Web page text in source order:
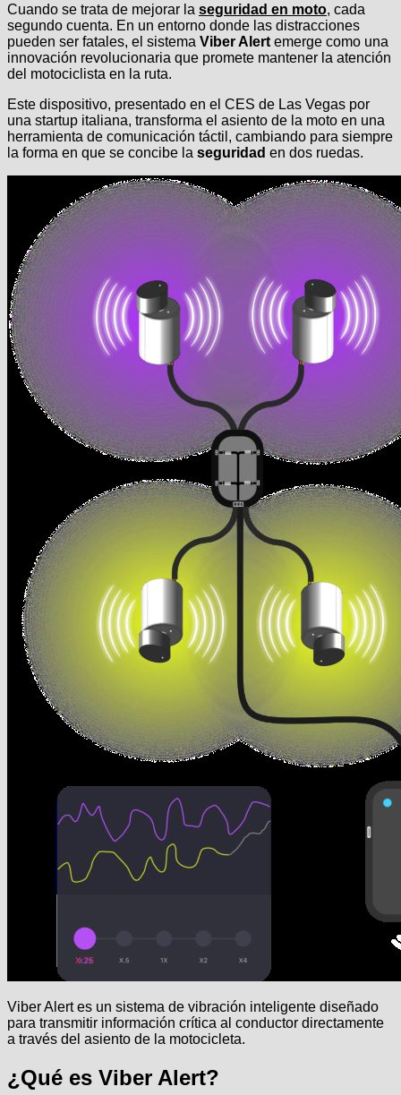
Cuando se trata de mejorar la seguridad en moto, cada
segundo cuenta. En un entorno donde las distracciones
pueden ser fatales, el sistema Viber Alert emerge como una
innovación revolucionaria que promete mantener la atención
del motociclista en la ruta.
Este dispositivo, presentado en el CES de Las Vegas por
una startup italiana, transforma el asiento de la moto en una
herramienta de comunicación táctil, cambiando para siempre
la forma en que se concibe la seguridad en dos ruedas.
Viber Alert es un sistema de vibración inteligente diseñado
para transmitir información crítica al conductor directamente
a través del asiento de la motocicleta.
¿Qué es Viber Alert?